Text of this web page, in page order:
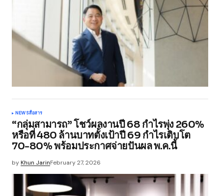
NEWSสื่อสาร
“กลุ่มสามารถ” โชว์ผลงานปี 68 กำไรพุ่ง 260%
หรือที่ 480 ล้านบาทตั้งเป้าปี 69 กำไรเติบโต
70-80% พร้อมประกาศจ่ายปันผล พ.ค.นี้
byKhun JarinFebruary 27, 2026